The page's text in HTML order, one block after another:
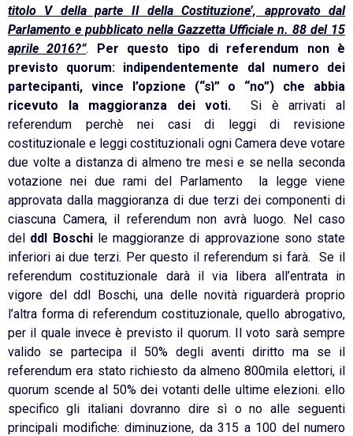
titolo V della parte II della Costituzione’, approvato dal
Parlamento e pubblicato nella Gazzetta Ufficiale n. 88 del 15
aprile 2016?”. Per questo tipo di referendum non è
previsto quorum: indipendentemente dal numero dei
partecipanti, vince l’opzione (“sì” o “no”) che abbia
ricevuto la maggioranza dei voti.Si è arrivati al
referendum perchè nei casi di leggi di revisione
costituzionale e leggi costituzionali ogni Camera deve votare
due volte a distanza di almeno tre mesi e se nella seconda
votazione nei due rami del Parlamento la legge viene
approvata dalla maggioranza di due terzi dei componenti di
ciascuna Camera, il referendum non avrà luogo. Nel caso
del ddl Boschile maggioranze di approvazione sono state
inferiori ai due terzi. Per questo il referendum si farà. Se il
referendum costituzionale darà il via libera all’entrata in
vigore del ddl Boschi, una delle novità riguarderà proprio
l’altra forma di referendum costituzionale, quello abrogativo,
per il quale invece è previsto il quorum. Il voto sarà sempre
valido se partecipa il 50% degli aventi diritto ma se il
referendum era stato richiesto da almeno 800mila elettori, il
quorum scende al 50% dei votanti delle ultime elezioni. ello
specifico gli italiani dovranno dire sì o no alle seguenti
principali modifiche: diminuzione, da 315 a 100 del numero